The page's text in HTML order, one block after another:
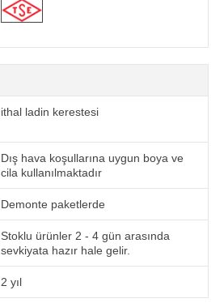
ithal ladin kerestesi
Dış hava koşullarına uygun boya ve
cila kullanılmaktadır
Demonte paketlerde
Stoklu ürünler 2 - 4 gün arasında
sevkiyata hazır hale gelir.
2 yıl